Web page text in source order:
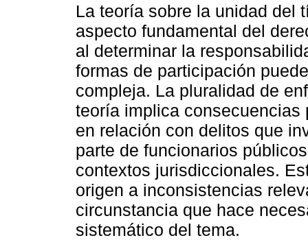
La teoría sobre la unidad del
aspecto fundamental del
al determinar la
formas de participación
compleja. La pluralidad de
teoría implica
en relación con delitos que
parte de funcionarios
contextos jurisdiccionales.
origen a inconsistencias
circunstancia que hace
sistemático del tema.